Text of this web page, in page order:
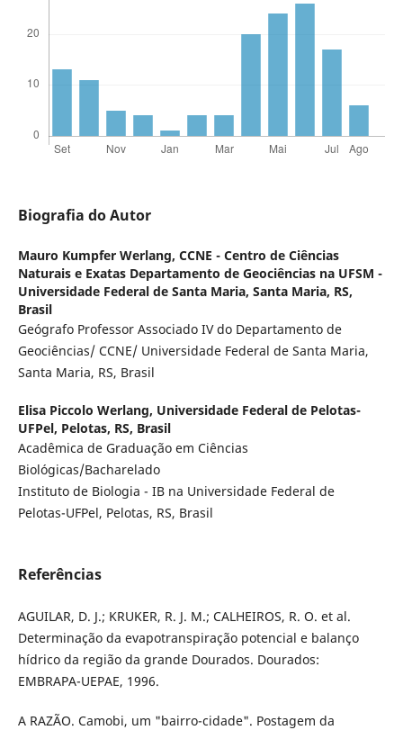
Biografia do Autor
Mauro Kumpfer Werlang, CCNE - Centro de Ciências
Naturais e Exatas Departamento de Geociências na UFSM -
Universidade Federal de Santa Maria, Santa Maria, RS,
Brasil
Geógrafo Professor Associado IV do Departamento de
Geociências/ CCNE/ Universidade Federal de Santa Maria,
Santa Maria, RS, Brasil
Elisa Piccolo Werlang, Universidade Federal de Pelotas-
UFPel, Pelotas, RS, Brasil
Acadêmica de Graduação em Ciências
Biológicas/Bacharelado
Instituto de Biologia - IB na Universidade Federal de
Pelotas-UFPel, Pelotas, RS, Brasil
Referências
AGUILAR, D. J.; KRUKER, R. J. M.; CALHEIROS, R. O. et al.
Determinação da evapotranspiração potencial e balanço
hídrico da região da grande Dourados. Dourados:
EMBRAPA-UEPAE, 1996.
A RAZÃO. Camobi, um "bairro-cidade". Postagem da